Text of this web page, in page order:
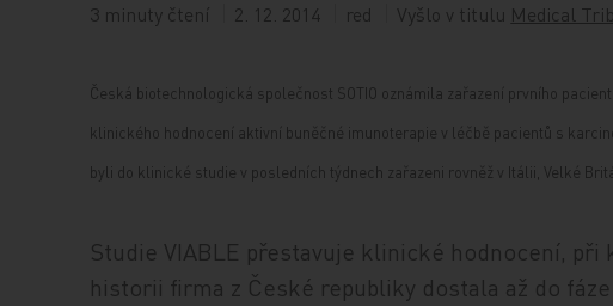
3 minuty čtení 2. 12. 2014 red Vyšlo v titulu Medical
Česká biotechnologická společnost SOTIO oznámila zařazení prvního
klinického hodnocení aktivní buněčné imunoterapie v léčbě pacientů s
byli do klinické studie v posledních týdnech zařazeni rovněž v Itálii, Velké
Studie VIABLE přestavuje klinické hodnocení,
historii firma z České republiky dostala až do